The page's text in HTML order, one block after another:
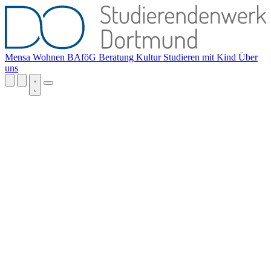
Mensa Wohnen BAföG Beratung Kultur Studieren mit Kind Über
uns